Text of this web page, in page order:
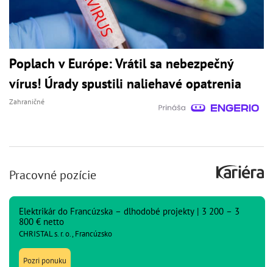
Poplach v Európe: Vrátil sa nebezpečný
vírus! Úrady spustili naliehavé opatrenia
Zahraničné
Pracovné pozície
Elektrikár do Francúzska – dlhodobé projekty | 3 200 – 3
800 € netto
CHRISTAL s. r. o., Francúzsko
Pozri ponuku